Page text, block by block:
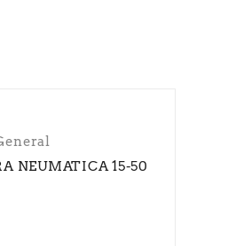
NEUMATICA 15-50